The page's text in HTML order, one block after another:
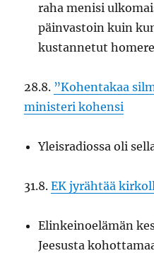
raha menisi
päinvastoin kuin
kustannetut
28.8. ”Kohentakaa
ministeri kohensi
Yleisradiossa oli
31.8.EK jyrähtää
Elinkeinoelämän
Jeesusta